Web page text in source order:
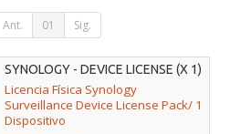
Ant. 01 Sig.
SYNOLOGY - DEVICE LICENSE (X 1)
Licencia Física Synology
Surveillance Device License Pack/ 1
Dispositivo